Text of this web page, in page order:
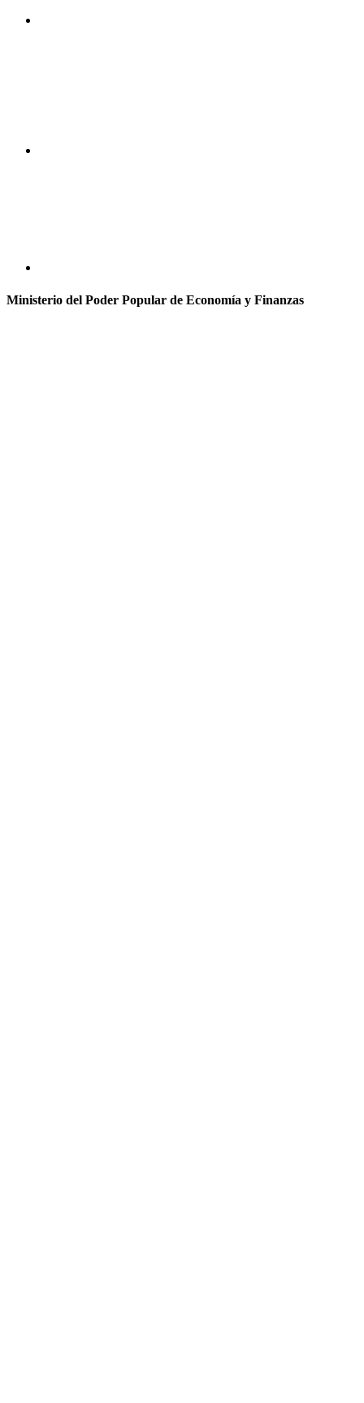
Ministerio del Poder Popular de Economía y Finanzas